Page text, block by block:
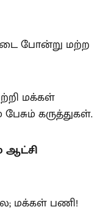
போன்று மற்ற
மக்கள்
கருத்துகள்.
மக்கள் பணி!